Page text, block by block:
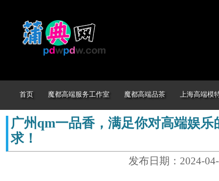
首页 魔都高端服务工作室 魔都高端品茶 上海高端模
广州qm一品香，满足你对高端娱乐
求！
发布日期：2024-